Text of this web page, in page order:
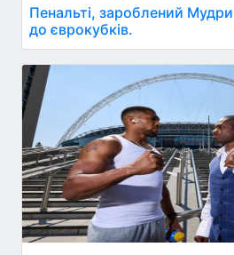
Пенальті, зароблений
до єврокубків.